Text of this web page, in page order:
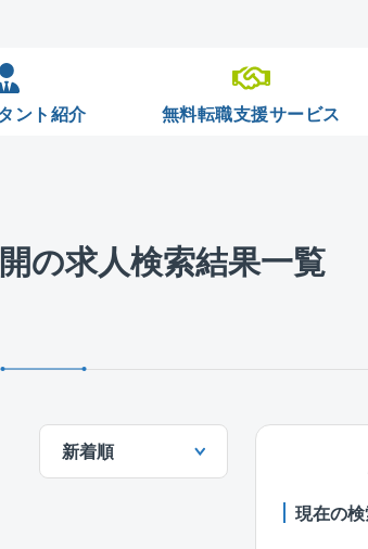
ント紹介 無料転職支援サービス
の求人検索結果一覧
新着順
現在の